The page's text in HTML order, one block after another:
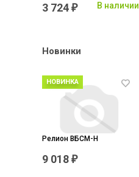
3 724 ₽ В наличии
Новинки
Релион ВБСМ-Н
9 018 ₽